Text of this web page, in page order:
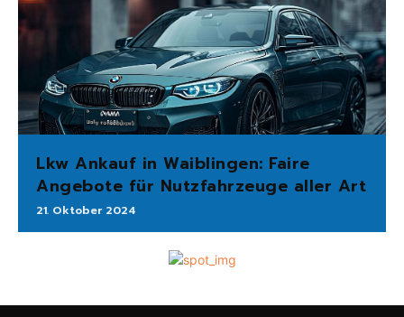
Lkw Ankauf in Waiblingen: Faire
Angebote für Nutzfahrzeuge aller Art
21. Oktober 2024